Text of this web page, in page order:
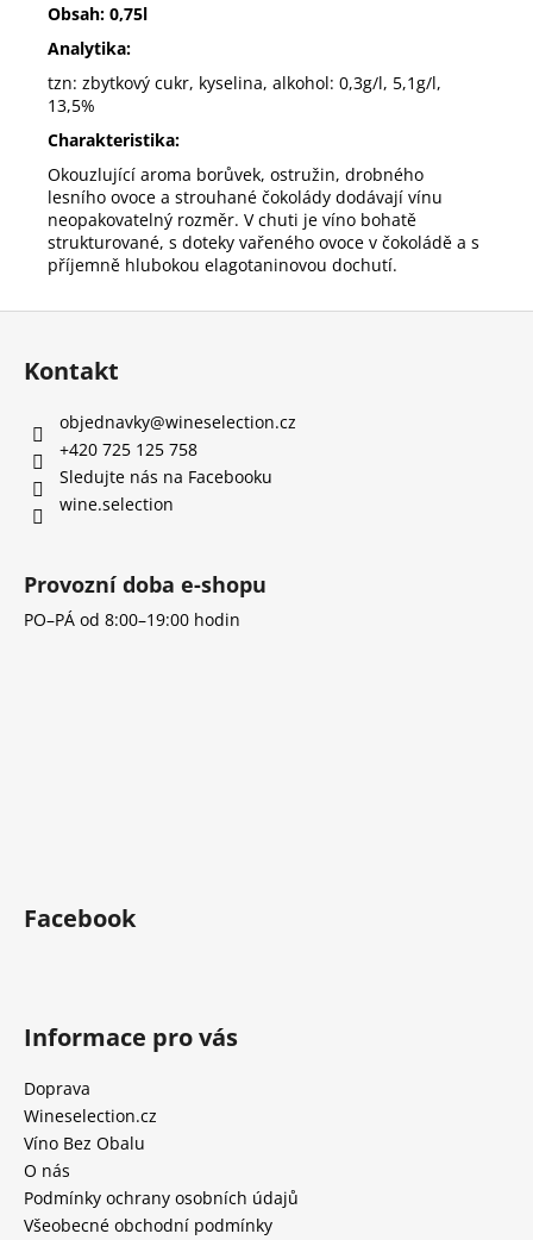
Obsah: 0,75l
Analytika:
tzn: zbytkový cukr, kyselina, alkohol: 0,3g/l, 5,1g/l,
13,5%
Charakteristika:
Okouzlující aroma borůvek, ostružin, drobného
lesního ovoce a strouhané čokolády dodávají vínu
neopakovatelný rozměr. V chuti je víno bohatě
strukturované, s doteky vařeného ovoce v čokoládě a s
příjemně hlubokou elagotaninovou dochutí.
Z
Kontakt
objednavky@wineselection.cz
+420 725 125 758
Sledujte nás na Facebooku
wine.selection
Provozní doba e-shopu
PO–PÁ od 8:00–19:00 hodin
Facebook
Informace pro vás
Doprava
Wineselection.cz
Víno Bez Obalu
O nás
Podmínky ochrany osobních údajů
Všeobecné obchodní podmínky